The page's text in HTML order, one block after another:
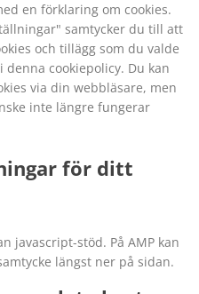
en förklaring om cookies.
samtycker du till att
och tillägg som du valde
cookiepolicy. Du kan
via din webbläsare, men
inte längre fungerar
för ditt
javascript-stöd. På AMP kan
längst ner på sidan.